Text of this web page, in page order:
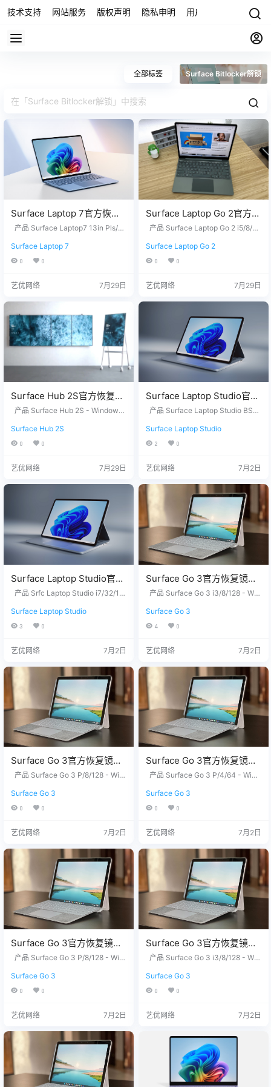
技术支持 网站服务 版权声明 隐私申明 用户协议 联系我们
全部标签 Surface Bitlocker解锁
Surface Laptop 7官方恢复
镜像25H2版本
0_2025.1009.12069254.zip
网盘下载
产品 Surface Laptop7 13in Pls/1
25H2 Surface Laptop7 15in BSKU
- Windows 11 Home Version 25H2
…
Surface Laptop 7
0 0
艺优网络 7月29日
Surface Laptop Go 2官方恢
复镜像25H2版本
2032_2026.507.11898505.z
ip网盘下载
产品 Surface Laptop Go 2 i5/8/12
2 Surface Laptop Go 2 Demo - Wi
ndows 11 Home Version 25H2 没
号，我们为您下载。 QQ/微信：33
Surface Laptop Go 2
0 0
艺优网络 7月29日
Surface Hub 2S官方恢复镜
像24H2版本
_2026.420.11870147.zip网
盘下载
产品 Surface Hub 2S - Windows
ft Teams Rooms on Windows expe
rience Version 24H2 没有找到您
需要的文件？ 请联系我们，提供您
您下载。 QQ/微信：3326686660
Surface Hub 2S
0 0
艺优网络 7月29日
Surface Laptop Studio官方
恢复镜像25H2版本
_42032_2026.402.1174037
5.zip网盘下载
产品 Surface Laptop Studio BSK
H2 没有找到您需要的文件？ 请联
系我们，提供您设备上的12位产品
序列号，我们为您下载。 QQ/微
7650007 站长推荐 1. 购买之前请
Surface Laptop Studio
2 0
艺优网络 7月2日
Surface Laptop Studio官方
恢复镜像25H2版本
_12010_2026.402.11740375
.zip网盘下载
产品 Srfc Laptop Studio i7/32/1T
H2 没有找到您需要的文件？ 请联
系我们，提供您设备上的12位产品
序列号，我们为您下载。 QQ/微
7650007 站长推荐 1. 购买之前请
Surface Laptop Studio
3 0
艺优网络 7月2日
Surface Go 3官方恢复镜像
25H2版本
2026.407.11949418.zip网盘
下载
产品 Surface Go 3 i3/8/128 - Win
到您需要的文件？ 请联系我们，提
供您设备上的12位产品序列号，我
们为您下载。 QQ/微信：33266866
推荐 1. 购买之前请确认平板硬件无
Surface Go 3
4 0
艺优网络 7月2日
Surface Go 3官方恢复镜像
25H2版本
026.407.11949418.zip网盘
下载
产品 Surface Go 3 P/8/128 - Win
25H2 没有找到您需要的文件？ 请
联系我们，提供您设备上的12位产
7650007 站长推荐 1. 购买之前请
Surface Go 3
0 0
艺优网络 7月2日
Surface Go 3官方恢复镜像
25H2版本
2026.407.11949418.zip网盘
下载
产品 Surface Go 3 P/4/64 - Wind
5H2 没有找到您需要的文件？ 请联
系我们，提供您设备上的12位产品
7650007 站长推荐 1. 购买之前请
Surface Go 3
0 0
艺优网络 7月2日
Surface Go 3官方恢复镜像
25H2版本
2026.407.11949418.zip网盘
下载
产品 Surface Go 3 P/8/128 - Win
25H2 Surface Go 3 i3/8/128 - Win
dows 11 Home in S Mode Version
品序列号，我们为您下载。 QQ/微
Surface Go 3
0 0
艺优网络 7月2日
Surface Go 3官方恢复镜像
25H2版本
026.407.11949418.zip网盘
下载
产品 Surface Go 3 i3/8/128 - Win
Go 3 i3/8/256 - Windows 11 Pro V
ersion 25H2 没有找到您需要的文
Q/微信：3326686660 服务热线：1
Surface Go 3
0 0
艺优网络 7月2日